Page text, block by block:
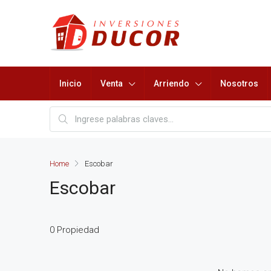
Inicio Venta Arriendo Nosotros
Home Escobar
Escobar
0 Propiedad